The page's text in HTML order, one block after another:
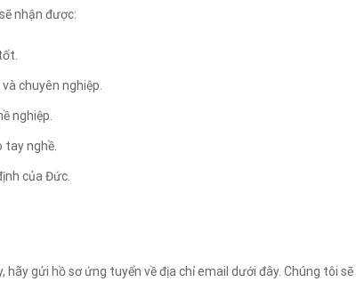
nhận được:
chuyên nghiệp.
nghiệp.
tay nghề.
của Đức.
hãy gửi hồ sơ ứng tuyển về địa chỉ email dưới đây. Chúng tôi sẽ